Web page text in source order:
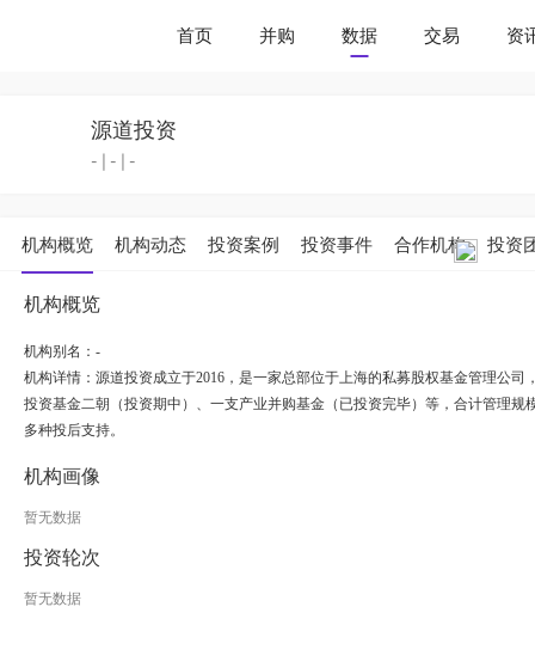
首页 并购 数据 交易 资
源道投资
- - -
机构概览 机构动态 投资案例 投资事件 合作机构 投资
机构概览
机构别名：-
机构详情： 源道投资成立于2016，是一家总部位于上海的私募股权基金管理公
投资基金二朝（投资期中）、一支产业并购基金（已投资完毕）等，合计管理
多种投后支持。
机构画像
暂无数据
投资轮次
暂无数据